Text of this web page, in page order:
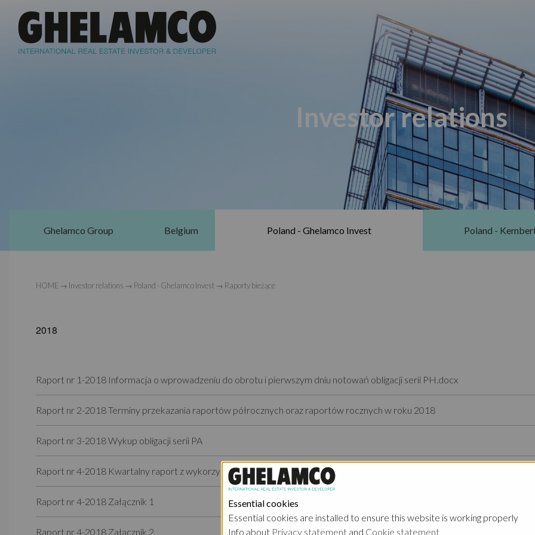
Investor relations
Ghelamco Group Belgium Poland - Ghelamco Invest Poland -
HOME → Investor relations → Poland - Ghelamco Invest → Raporty bieżące
2018
Raport nr 1-2018 Informacja o wprowadzeniu do obrotu i pierwszym dniu notowań obligacji serii PH.docx
Raport nr 2-2018 Terminy przekazania raportów półrocznych oraz raportów rocznych w roku 2018
Raport nr 3-2018 Wykup obligacji serii PA
Raport nr 4-2018 Kwartalny raport z wykorzystania środków z Emisji Obligacji za IV kwartał 2017 roku
Raport nr 4-2018 Załącznik 1
Raport nr 4-2018 Załącznik 2
Essential cookies
Essential cookies are installed to ensure this website is working properly
Info about Privacy statement and Cookie statement